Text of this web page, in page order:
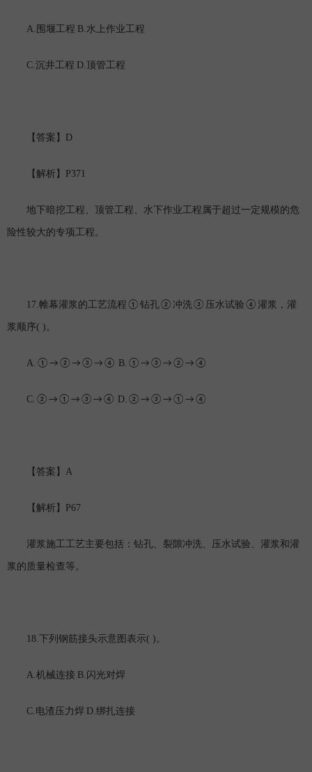
A. 围堰工程 B.水上作业工程
C.沉井工程 D.顶管工程
【答案】 D
【解析】 P371
地下暗挖工程、顶管工程、水下作业工程属于超过一定规模的危
险性较大的专项工程。
17.帷幕灌浆的工艺流程①钻孔②冲洗③压水试验④灌浆，灌
浆顺序( )。
A. ①→②→③→④ B. ①→③→②→④
C. ②→①→③→④ D. ②→③→①→④
【答案】 A
【解析】 P67
灌浆施工工艺主要包括：钻孔、裂隙冲洗、压水试验、灌浆和灌
浆的质量检查等。
18. 下列钢筋接头示意图表示( )。
A.机械连接 B. 闪光对焊
C.电渣压力焊 D.绑扎连接